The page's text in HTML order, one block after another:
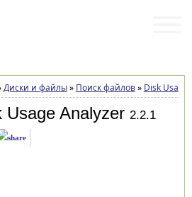
Диски и файлы» Поиск файлов» Disk Usage
Usage Analyzer 2.2.1